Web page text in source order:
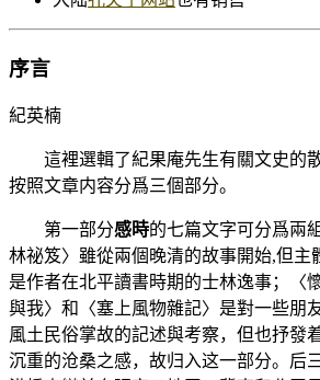
序言
紀英楠
這裡選輯了紀果庵先生有關文史的
按照文章内容分爲三個部分。
第一部分感時的七篇文字可分爲兩
林祕笈〉雖從兩個晚清的故事開始,但主
是作者在北平讀書時期的士林逸事；〈
與我〉和〈塞上風物雜記〉是對一些朋
風土民俗掌故的記述與考察，但也抒發
沉重的沧桑之感，故归入这一部分。后